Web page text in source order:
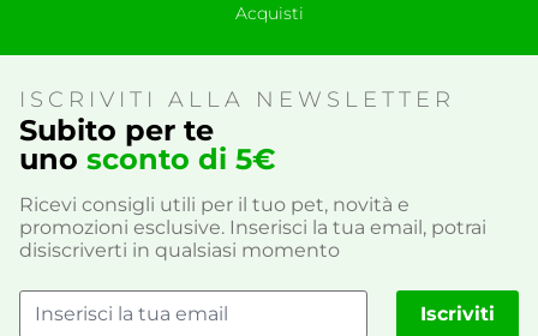
Acquisti
ISCRIVITI ALLA NEWSLETTER
Subito per te
uno sconto di 5€
Ricevi consigli utili per il tuo pet, novità e
promozioni esclusive. Inserisci la tua email, potrai
disiscriverti in qualsiasi momento
Iscriviti